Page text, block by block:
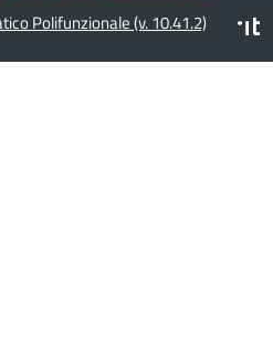
Polifunzionale (v. 10.41.2)